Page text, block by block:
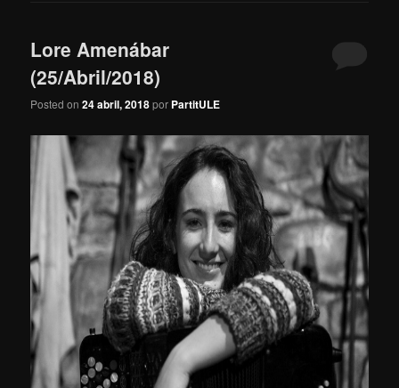
Lore Amenábar
(25/Abril/2018)
Posted on24 abril, 2018por PartitULE